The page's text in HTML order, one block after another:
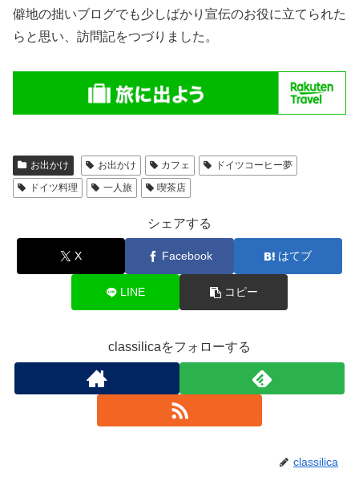
僻地の拙いブログでも少しばかり宣伝のお役に立てられた
らと思い、訪問記をつづりました。
お出かけ お出かけ カフェ
ドイツコーヒー夢
ドイツ料理
一人旅 喫茶店
シェアする
X Facebook はてブ
LINE コピー
classilicaをフォローする
classilica